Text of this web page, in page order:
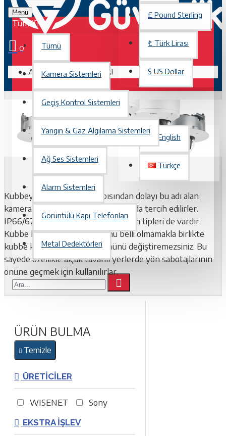
£ Pound Sterling
₺ Türk Lirası
$ US Dollar
TÜRKÇE
English
Türkçe
Menu
Tümü
Tümü
Kamera Sistemleri
Geçiş Kontrol Sistemleri
Yangın & Gaz Algılama Sistemleri
Ağ Ses Sistemleri
Alarm Sistemleri
Görüntülü Kapı Telefonları
Metal Dedektörleri
0
Alışveriş sepetiniz boş!
Kubbeye benzer gövde yapısından dolayı bu adı alan
kameralar özellikle bina içi ortamlarda tercih edilirler.
IP66/67 standardında olan dış ortam tipleri de vardır.
Kubbe kameraların bakış yönü belli olmamakla birlikte
kubbe kapağını açmadan yönünü değiştiremezsiniz. Bu
sayede özellikle alçak tavanlı yerlerde yön sabotajlarının
önüne geçmek için kullanılırlar.
ÜRÜN BULMA
Temizle
ÜRETICILER
WISENET Sony
EKSTRA İŞLEV